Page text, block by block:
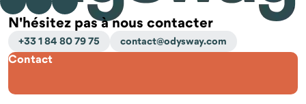
N'hésitez pas à nous contacter
+33 1 84 80 79 75 contact@odysway.com
Contact